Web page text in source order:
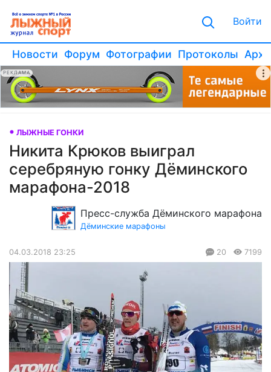
Войти
Новости Форум Фотографии Протоколы
РЕКЛАМА
ЛЫЖНЫЕ ГОНКИ
Никита Крюков выиграл
серебряную гонку Дёминского
марафона-2018
Пресс-служба Дёминского марафона
Дёминские марафоны
04.03.2018 23:25 20 7199